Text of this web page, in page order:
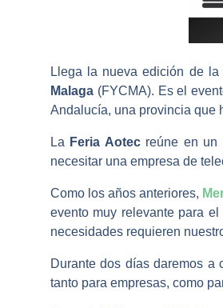
Llega la nueva edición de la
Malaga (FYCMA). Es el
Andalucía, una provincia que
La Feria Aotecreúne en un
necesitar una empresa de
Como los años anteriores,
evento muy relevante para
necesidades requieren
Durante dos días daremos a
tanto para empresas, como